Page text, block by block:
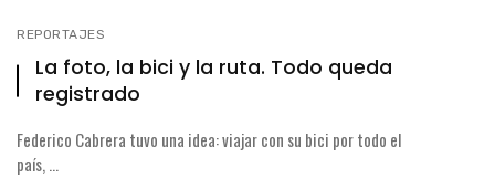
REPORTAJES
La foto, la bici y la ruta. Todo queda
registrado
Federico Cabrera tuvo una idea: viajar con su bici por todo el
país, ...